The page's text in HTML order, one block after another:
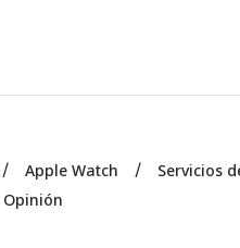
Apple Watch Servicios
Opinión